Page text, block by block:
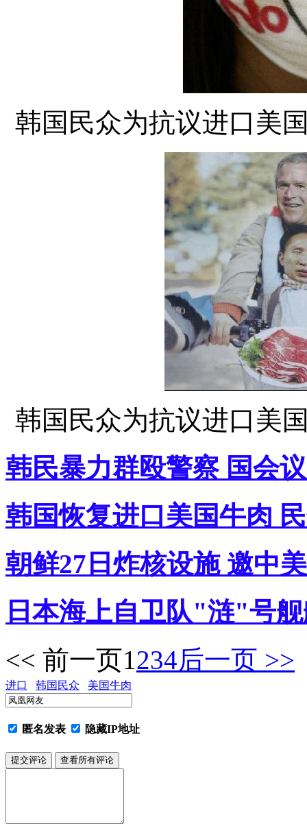
韩国民众为抗议进口美
韩国民众为抗议进口美
韩民暴力群殴警察 国会
韩国恢复进口美国牛肉
朝鲜27日炸核设施 邀中
日本海上自卫队"涟"号
<< 前一页1234后一页 >>
进口 韩国民众 美国牛肉
匿名发表 隐藏IP地址